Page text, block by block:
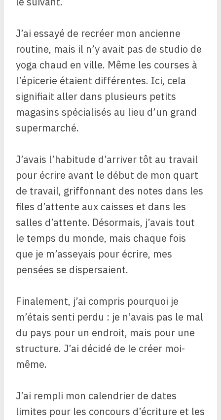
J’ai essayé de recréer mon ancienne
routine, mais il n’y avait pas de studio de
yoga chaud en ville. Même les courses à
l’épicerie étaient différentes. Ici, cela
signifiait aller dans plusieurs petits
magasins spécialisés au lieu d’un grand
supermarché.
J’avais l’habitude d’arriver tôt au travail
pour écrire avant le début de mon quart
de travail, griffonnant des notes dans les
files d’attente aux caisses et dans les
salles d’attente. Désormais, j’avais tout
le temps du monde, mais chaque fois
que je m’asseyais pour écrire, mes
pensées se dispersaient.
Finalement, j’ai compris pourquoi je
m’étais senti perdu : je n’avais pas le mal
du pays pour un endroit, mais pour une
structure. J’ai décidé de le créer moi-
même.
J’ai rempli mon calendrier de dates
limites pour les concours d’écriture et les